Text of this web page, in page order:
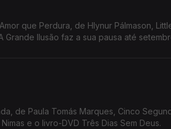
que Perdura, de Hlynur Pálmason,
Ilusão faz a sua pausa até
de Paula Tomás Marques, Cinco
e o livro-DVD Três Dias Sem Deus.